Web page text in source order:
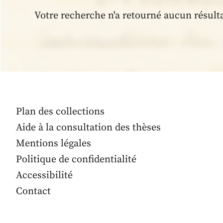
Votre recherche n'a retourné aucun
Plan des collections
Aide à la consultation des thèses
Mentions légales
Politique de confidentialité
Accessibilité
Contact